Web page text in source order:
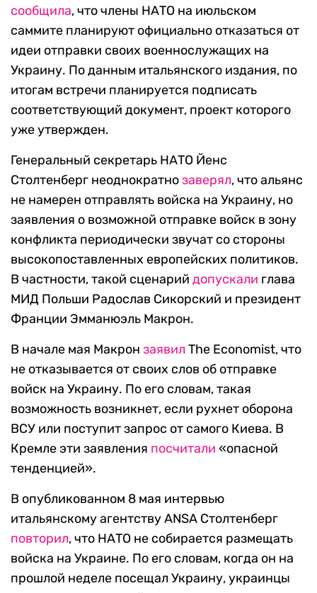
сообщила, что члены НАТО на июльском
саммите планируют официально отказаться от
идеи отправки своих военнослужащих на
Украину. По данным итальянского издания, по
итогам встречи планируется подписать
соответствующий документ, проект которого
уже утвержден.
Генеральный секретарь НАТО Йенс
Столтенберг неоднократнозаверял, что альянс
не намерен отправлять войска на Украину, но
заявления о возможной отправке войск в зону
конфликта периодически звучат со стороны
высокопоставленных европейских политиков.
В частности, такой сценарий допускали глава
МИД Польши Радослав Сикорский и президент
Франции Эмманюэль Макрон.
В начале мая Макрон заявил The Economist, что
не отказывается от своих слов об отправке
войск на Украину. По его словам, такая
возможность возникнет, если рухнет оборона
ВСУ или поступит запрос от самого Киева. В
Кремле эти заявления посчитали «опасной
тенденцией».
В опубликованном 8 мая интервью
итальянскому агентству ANSA Столтенберг
повторил, что НАТО не собирается размещать
войска на Украине. По его словам, когда он на
прошлой неделе посещал Украину, украинцы